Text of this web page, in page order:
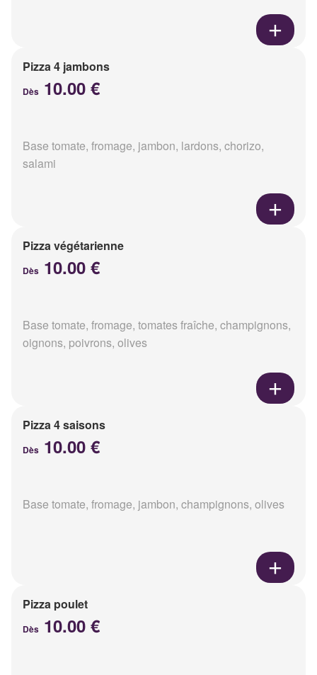
Pizza 4 jambons
Dès 10.00 €
Base tomate, fromage, jambon, lardons, chorizo,
salami
Pizza végétarienne
Dès 10.00 €
Base tomate, fromage, tomates fraîche, champignons,
oignons, poivrons, olives
Pizza 4 saisons
Dès 10.00 €
Base tomate, fromage, jambon, champignons, olives
Pizza poulet
Dès 10.00 €